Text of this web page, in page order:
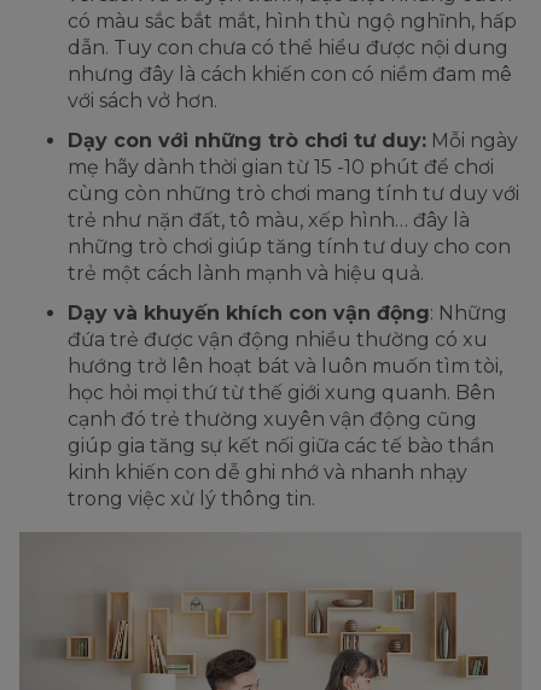
có màu sắc bắt mắt, hình thù ngộ nghĩnh, hấp
dẫn. Tuy con chưa có thể hiểu được nội dung
nhưng đây là cách khiến con có niềm đam mê
với sách vở hơn.
Dạy con với những trò chơi tư duy: Mỗi ngày
mẹ hãy dành thời gian từ 15 -10 phút để chơi
cùng còn những trò chơi mang tính tư duy với
trẻ như nặn đất, tô màu, xếp hình… đây là
những trò chơi giúp tăng tính tư duy cho con
trẻ một cách lành mạnh và hiệu quả.
Dạy và khuyến khích con vận động: Những
đứa trẻ được vận động nhiều thường có xu
hướng trở lên hoạt bát và luôn muốn tìm tòi,
học hỏi mọi thứ từ thế giới xung quanh. Bên
cạnh đó trẻ thường xuyên vận động cũng
giúp gia tăng sự kết nối giữa các tế bào thần
kinh khiến con dễ ghi nhớ và nhanh nhạy
trong việc xử lý thông tin.